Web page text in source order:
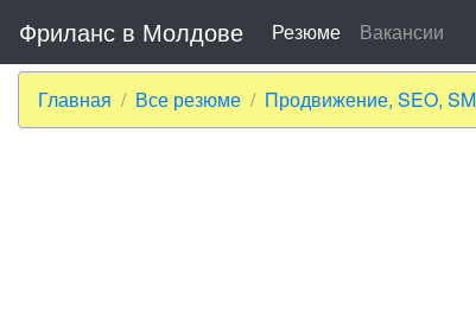
Фриланс в Молдове Резюме Вакансии
Главная Все резюме Продвижение, SEO,